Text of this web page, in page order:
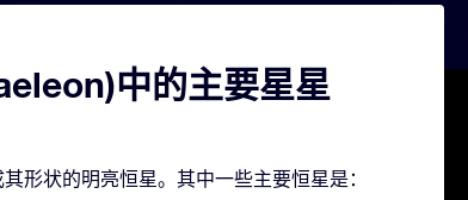
中的主要星星
形状的明亮恒星。其中一些主要恒星是：